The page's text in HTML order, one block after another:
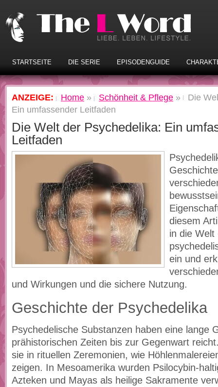
STARTSEITE DIE SERIE EPISODENGUIDE
ANZEIGE: Home » Schönheit & Pflege »
Die
Ein umfassender Leitfaden
Die Welt der Psychedelika: Ein
Leitfaden
diesem
in die Welt
ein und
und Wirkungen und die sichere Nutzung.
Geschichte der Psychedelika
Psychedelische Substanzen haben eine lange
prähistorischen Zeiten bis zur Gegenwart
sie in rituellen Zeremonien, wie
zeigen. In Mesoamerika wurden Psilocybin-
Azteken und Mayas als heilige Sakramente